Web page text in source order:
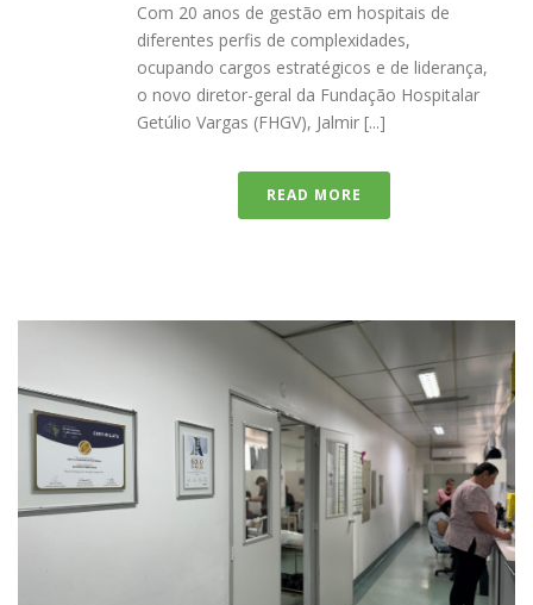
Com 20 anos de gestão em hospitais de
diferentes perfis de complexidades,
ocupando cargos estratégicos e de liderança,
o novo diretor-geral da Fundação Hospitalar
Getúlio Vargas (FHGV), Jalmir [...]
READ MORE